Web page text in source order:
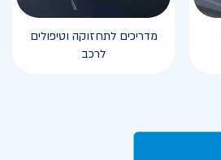
מדריכים לתחזוקה וטיפולים
לרכב